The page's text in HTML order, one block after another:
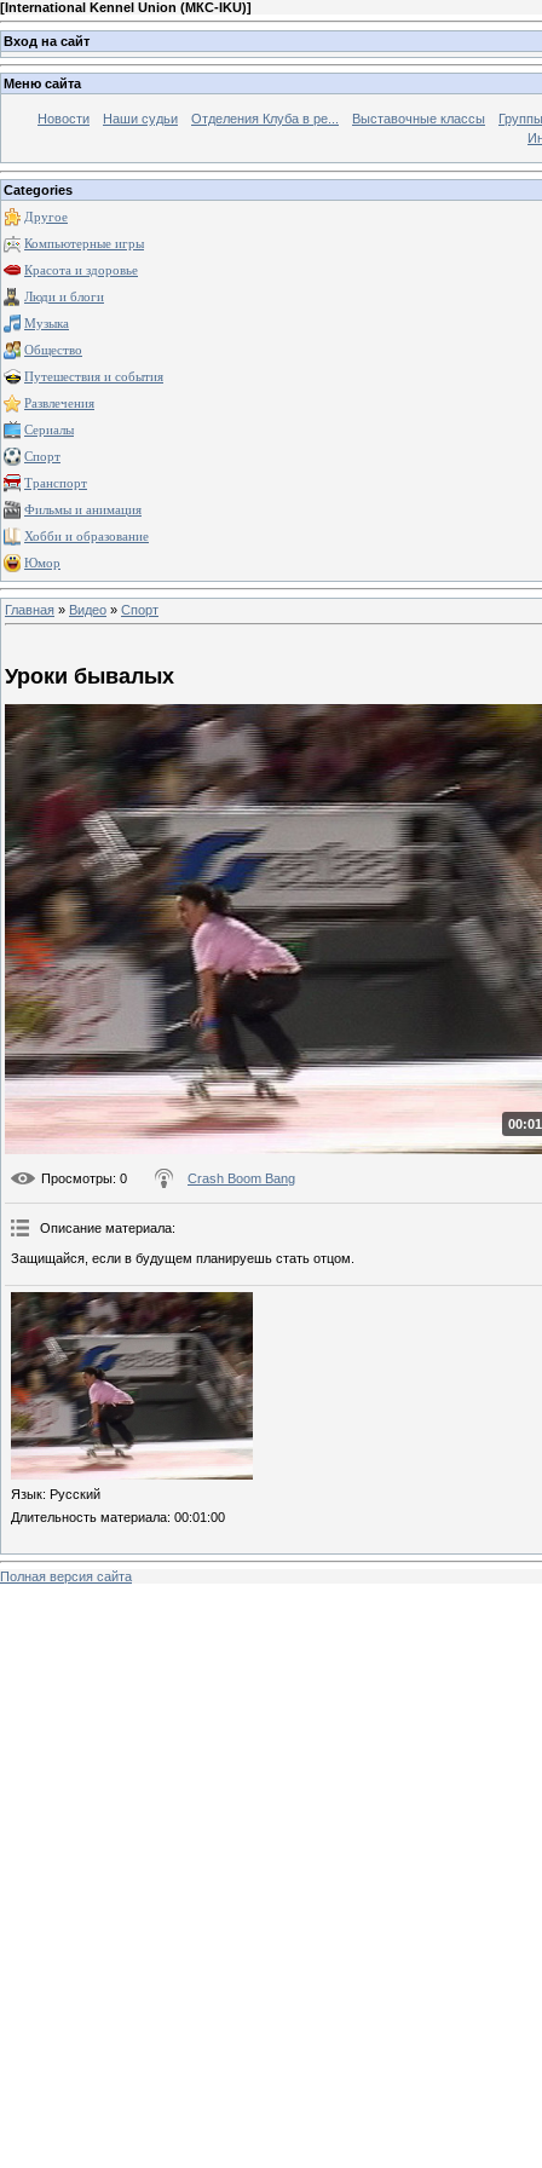
[International Kennel Union (МКС-IKU)]
Вход на сайт
Меню сайта
Новости Наши судьи Отделения Клуба в ре... Выставочные классы
Categories
Другое
Компьютерные игры
Красота и здоровье
Люди и блоги
Музыка
Общество
Путешествия и события
Развлечения
Сериалы
Спорт
Транспорт
Фильмы и анимация
Хобби и образование
Юмор
Главная » Видео » Спорт
Уроки бывалых
Просмотры: 0 Crash Boom Bang
Описание материала:
Защищайся, если в будущем планируешь стать отцом.
Язык: Русский
Длительность материала: 00:01:00
Полная версия сайта